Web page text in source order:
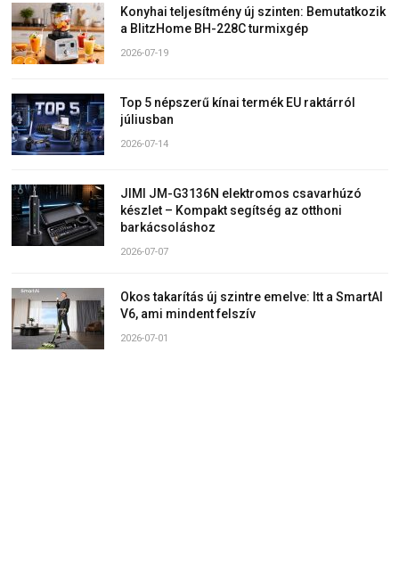
Konyhai teljesítmény új szinten: Bemutatkozik
a BlitzHome BH-228C turmixgép
2026-07-19
Top 5 népszerű kínai termék EU raktárról
júliusban
2026-07-14
JIMI JM-G3136N elektromos csavarhúzó
készlet – Kompakt segítség az otthoni
barkácsoláshoz
2026-07-07
Okos takarítás új szintre emelve: Itt a SmartAI
V6, ami mindent felszív
2026-07-01